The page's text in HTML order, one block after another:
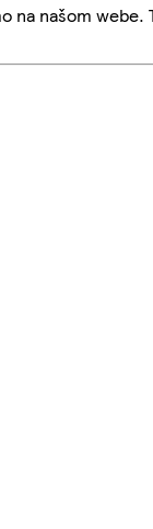
na našom